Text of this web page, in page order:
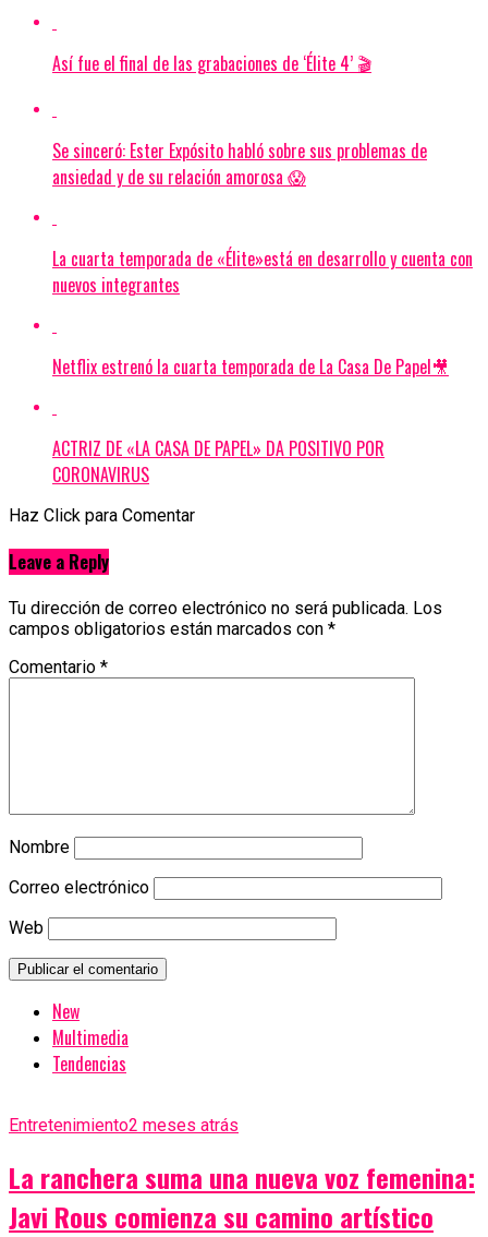
Así fue el final de las grabaciones de ‘Élite 4’ 🎬
Se sinceró: Ester Expósito habló sobre sus problemas de
ansiedad y de su relación amorosa 😱
La cuarta temporada de «Élite»está en desarrollo y cuenta con
nuevos integrantes
Netflix estrenó la cuarta temporada de La Casa De Papel🎥
ACTRIZ DE «LA CASA DE PAPEL» DA POSITIVO POR
CORONAVIRUS
Haz Click para Comentar
Leave a Reply
Tu dirección de correo electrónico no será publicada. Los
campos obligatorios están marcados con *
Comentario *
Nombre
Correo electrónico
Web
New
Multimedia
Tendencias
Entretenimiento2 meses atrás
La ranchera suma una nueva voz femenina:
Javi Rous comienza su camino artístico